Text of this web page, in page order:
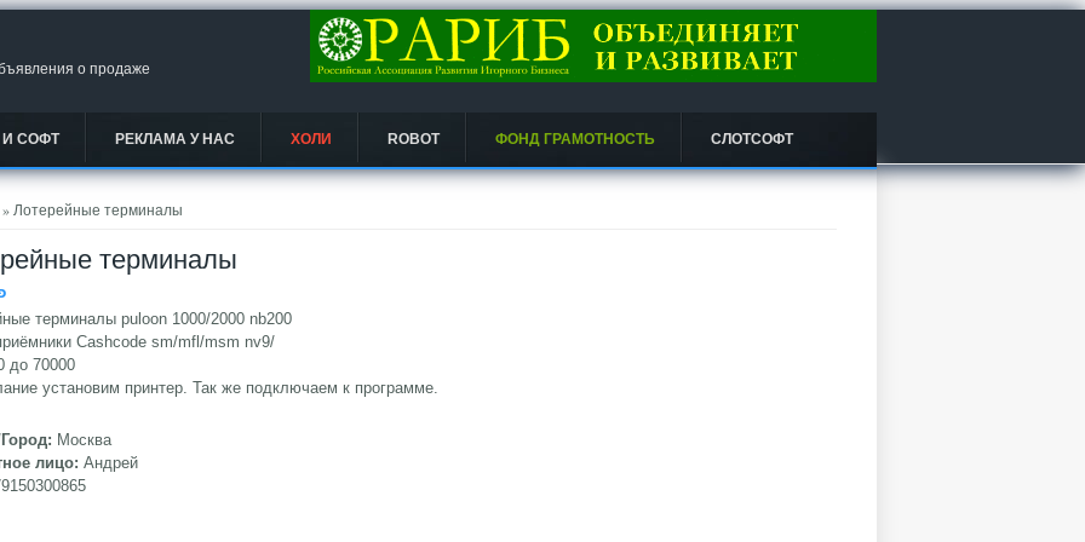
о продаже
СОФТ РЕКЛАМА У НАС ХОЛИ ROBOT ФОНД ГРАМОТНОСТЬ СЛОТСОФТ
» Лотерейные терминалы
терминалы
терминалы puloon 1000/2000 nb200
Cashcode sm/mfl/msm nv9/
до 70000
установим принтер. Так же подключаем к программе.
Москва
лицо:Андрей